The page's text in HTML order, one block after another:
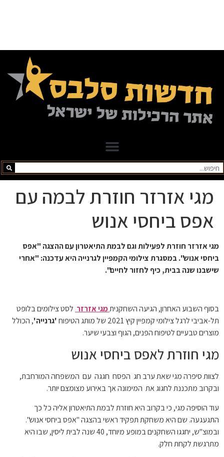
מגי אזרזר חוזרת לבמה עם
אפס ביחסי אנוש
מגי אזרזר חוזרת לפעילות וגם לבמת התיאטרון עם ההצגה "אפס
ביחסי אנוש". במסגרת צילומי הקמפיין לגרנייה היא עדכנה: "אחרי
שישבנו שנה בבית, כיף לחזור לחיים".
בסוף השבוע האחרון, הגיעה השחקניתמגי אזרזר לסט צילומים בלופט
תל-אביבי לרגל צילומי קמפיין קיץ 2021 של מותג הטיפוח
'גרנייה', הכולל
מוצרים טבעיים לטיפוח הפנים, הגוף וצבעי שיער.
מגי חוזרת לאפס ביחסי אנוש
לצוות סיפרה מגי שאת ערב חג הפסח חגגה עם המשפחה המורחבת,
ובקרוב מתכננת לחגוג את המימונה אך באירוע מצומצם יותר.
עוד הוסיפה מגי, כי בקרוב היא חוזרת לבמת התיאטרון אליה כל כך
התגעגעה. שם היא משחקת תפקיד ראשי בהצגה "אפס ביחסי אנוש".
ובמוצ"ש, יחגגו השחקנים במופע מיוחד, 40 שנה לבית ליסין, שבו היא
מתרגשת לקחת חלק.